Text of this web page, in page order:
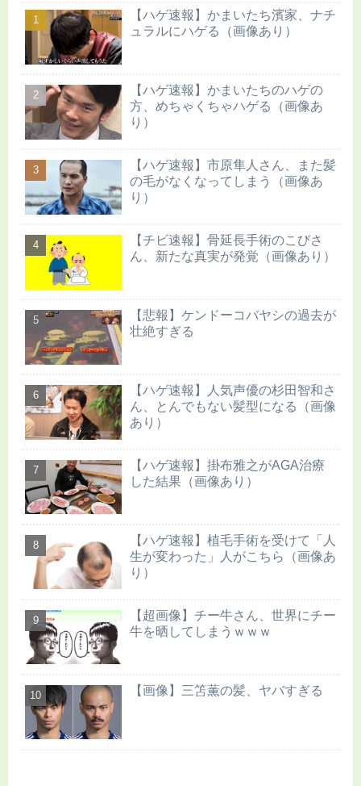
【ハゲ速報】かまいたち濱家、ナチ
ュラルにハゲる（画像あり）
【ハゲ速報】かまいたちのハゲの
方、めちゃくちゃハゲる（画像あ
り）
【ハゲ速報】市原隼人さん、また髪
の毛がなくなってしまう（画像あ
り）
【チビ速報】骨延長手術のこびさ
ん、新たな真実が発覚（画像あり）
【悲報】ケンドーコバヤシの過去が
壮絶すぎる
【ハゲ速報】人気声優の杉田智和さ
ん、とんでもない髪型になる（画像
あり）
【ハゲ速報】掛布雅之がAGA治療
した結果（画像あり）
【ハゲ速報】植毛手術を受けて「人
生が変わった」人がこちら（画像あ
り）
【超画像】チー牛さん、世界にチー
牛を晒してしまうｗｗｗ
【画像】三笘薫の髪、ヤバすぎる